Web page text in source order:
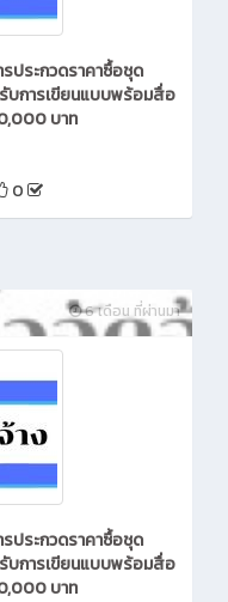
ประกวดราคาซื้อชุด
บการเขียนแบบพร้อมสื่อ
บาท
0
6 เดือน ที่ผ่านมา
ประกวดราคาซื้อชุด
บการเขียนแบบพร้อมสื่อ
บาท